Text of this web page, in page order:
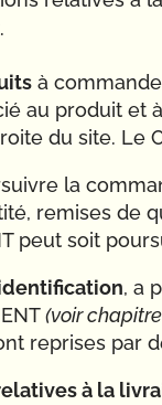
à
au produit et
du site. Le
la
remises de
peut soit
, a
(voir
reprises par
à la